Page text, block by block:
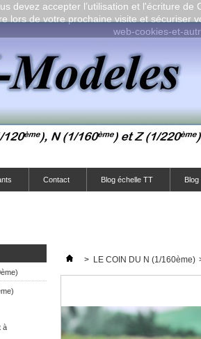
Contact Blog échelle TT Blog
à
> LE COIN DU N (1/160ème)
devez accepter l’utilisation et l'écriture
lors de votre prochaine visite et
web-cookies-et-